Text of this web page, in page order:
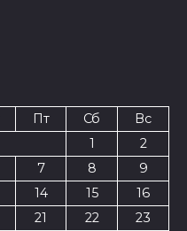
Пт Сб
Вс
1
2
7 8
9
14 15
16
21 22
23